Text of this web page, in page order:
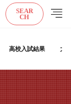
SEAR
CH
高校入試結果 大